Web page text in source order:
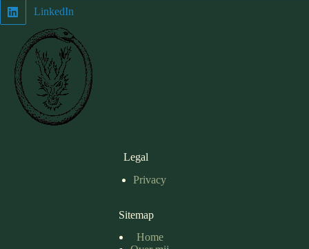
LinkedIn
Legal
Privacy
Sitemap
Home